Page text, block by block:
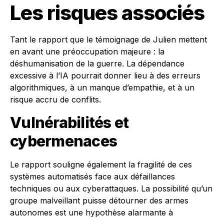
Les risques associés
Tant le rapport que le témoignage de Julien mettent
en avant une préoccupation majeure : la
déshumanisation de la guerre. La dépendance
excessive à l’IA pourrait donner lieu à des erreurs
algorithmiques, à un manque d’empathie, et à un
risque accru de conflits.
Vulnérabilités et
cybermenaces
Le rapport souligne également la fragilité de ces
systèmes automatisés face aux défaillances
techniques ou aux cyberattaques. La possibilité qu’un
groupe malveillant puisse détourner des armes
autonomes est une hypothèse alarmante à